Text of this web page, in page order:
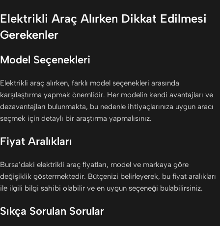
Elektrikli Araç Alırken Dikkat Edilmesi
Gerekenler
Model Seçenekleri
Elektrikli araç alırken, farklı model seçenekleri arasında
karşılaştırma yapmak önemlidir. Her modelin kendi avantajları ve
dezavantajları bulunmakta, bu nedenle ihtiyaçlarınıza uygun aracı
seçmek için detaylı bir araştırma yapmalısınız.
Fiyat Aralıkları
Bursa’daki elektrikli araç fiyatları, model ve markaya göre
değişiklik göstermektedir. Bütçenizi belirleyerek, bu fiyat aralıkları
ile ilgili bilgi sahibi olabilir ve en uygun seçeneği bulabilirsiniz.
Sıkça Sorulan Sorular